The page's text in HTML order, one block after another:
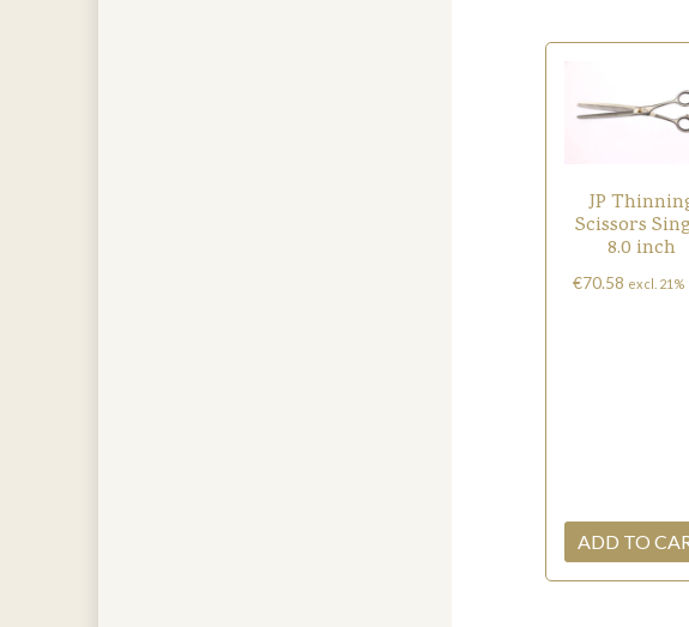
JP
Scissors
8.0 inch
€70.58 excl. 21%
ADD TO